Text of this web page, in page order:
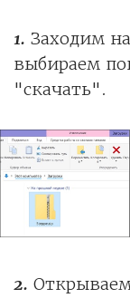
1. Заходим
выбираем
"скачать".
2.